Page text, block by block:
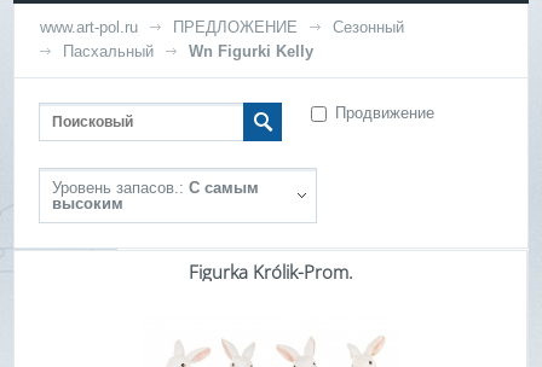
www.art-pol.ru ПРЕДЛОЖЕНИЕ
Сезонный
Пасхальный
Wn Figurki Kelly
Продвижение
Уровень запасов.: С самым
высоким
Figurka Królik-Prom.